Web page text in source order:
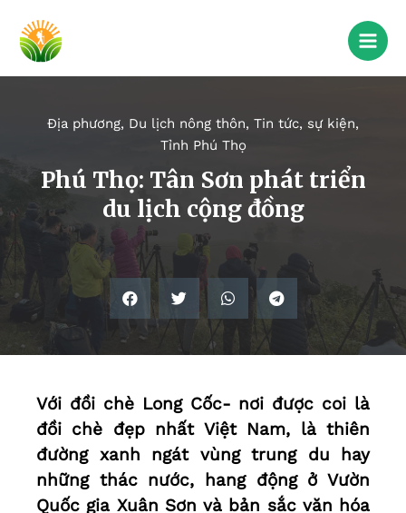
Địa phương, Du lịch nông thôn, Tin tức, sự kiện,
Tỉnh Phú Thọ
Phú Thọ: Tân Sơn phát triển
du lịch cộng đồng
Với đồi chè Long Cốc- nơi được coi là
đồi chè đẹp nhất Việt Nam, là thiên
đường xanh ngát vùng trung du hay
những thác nước, hang động ở Vườn
Quốc gia Xuân Sơn và bản sắc văn hóa